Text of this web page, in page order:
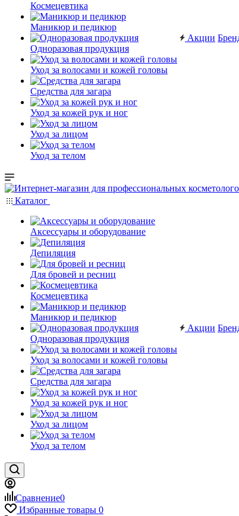
Космецевтика
Маникюр и педикюр
Одноразовая продукция
Уход за волосами и кожей головы
Средства для загара
Уход за кожей рук и ног
Уход за лицом
Уход за телом
Акции
Каталог
Аксессуары и оборудование
Депиляция
Для бровей и ресниц
Космецевтика
Маникюр и педикюр
Одноразовая продукция
Уход за волосами и кожей головы
Средства для загара
Уход за кожей рук и ног
Уход за лицом
Уход за телом
Акции
Сравнение0
Избранные товары 0